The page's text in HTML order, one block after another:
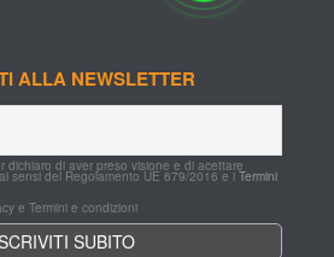
ALLA NEWSLETTER
dichiaro di aver preso visione e di acettare
sensi del Regolamento UE 679/2016 e i Termini
e Termini e condizioni